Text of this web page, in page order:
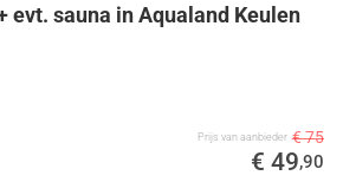
evt. sauna in Aqualand Keulen
Prijs van aanbieder € 75
€ 49,90